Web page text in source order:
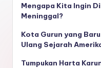
Mengapa Kita Ingin
Meninggal?
Kota Gurun yang
Ulang Sejarah
Tumpukan Harta